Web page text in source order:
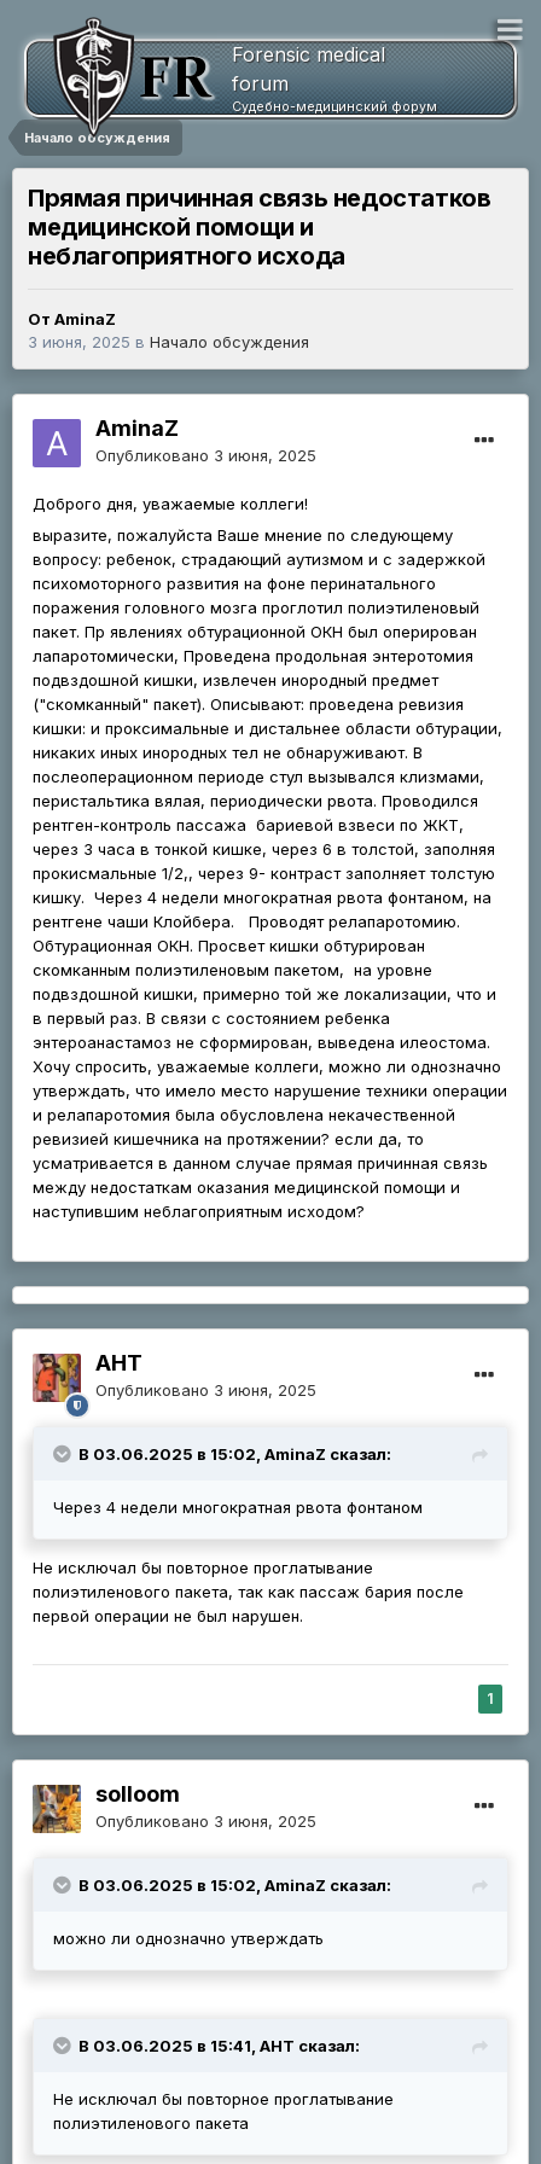
Forensic medical
forum
Судебно-медицинский форум
Начало обсуждения
Прямая причинная связь недостатков
медицинской помощи и
неблагоприятного исхода
От AminaZ
3 июня, 2025 в Начало обсуждения
AminaZ
Опубликовано 3 июня, 2025
Доброго дня, уважаемые коллеги!
выразите, пожалуйста Ваше мнение по следующему
вопросу: ребенок, страдающий аутизмом и с задержкой
психомоторного развития на фоне перинатального
поражения головного мозга проглотил полиэтиленовый
пакет. Пр явлениях обтурационной ОКН был оперирован
лапаротомически, Проведена продольная энтеротомия
подвздошной кишки, извлечен инородный предмет
("скомканный" пакет). Описывают: проведена ревизия
кишки: и проксимальные и дистальнее области обтурации,
никаких иных инородных тел не обнаруживают. В
послеоперационном периоде стул вызывался клизмами,
перистальтика вялая, периодически рвота. Проводился
рентген-контроль пассажа бариевой взвеси по ЖКТ,
через 3 часа в тонкой кишке, через 6 в толстой, заполняя
прокисмальные 1/2,, через 9- контраст заполняет толстую
кишку. Через 4 недели многократная рвота фонтаном, на
рентгене чаши Клойбера. Проводят релапаротомию.
Обтурационная ОКН. Просвет кишки обтурирован
скомканным полиэтиленовым пакетом, на уровне
подвздошной кишки, примерно той же локализации, что и
в первый раз. В связи с состоянием ребенка
энтероанастамоз не сформирован, выведена илеостома.
Хочу спросить, уважаемые коллеги, можно ли однозначно
утверждать, что имело место нарушение техники операции
и релапаротомия была обусловлена некачественной
ревизией кишечника на протяжении? если да, то
усматривается в данном случае прямая причинная связь
между недостаткам оказания медицинской помощи и
наступившим неблагоприятным исходом?
АНТ
Опубликовано 3 июня, 2025
В 03.06.2025 в 15:02, AminaZ сказал:
Через 4 недели многократная рвота фонтаном
Не исключал бы повторное проглатывание
полиэтиленового пакета, так как пассаж бария после
первой операции не был нарушен.
1
solloom
Опубликовано 3 июня, 2025
В 03.06.2025 в 15:02, AminaZ сказал:
можно ли однозначно утверждать
В 03.06.2025 в 15:41, АНТ сказал:
Не исключал бы повторное проглатывание
полиэтиленового пакета